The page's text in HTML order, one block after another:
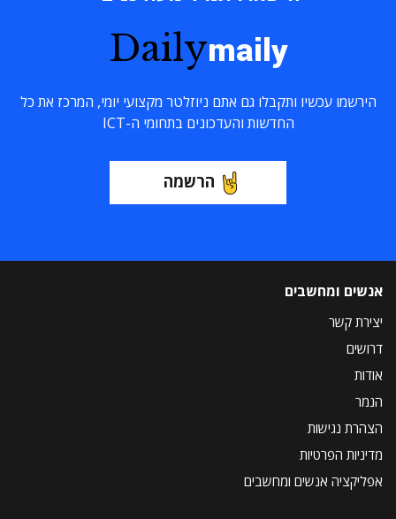
Dailymaily
הירשמו עכשיו ותקבלו גם אתם ניוזלטר מקצועי יומי, המרכז את כל
החדשות והעדכונים בתחומי ה-ICT
הרשמה
אנשים ומחשבים
יצירת קשר
דרושים
אודות
הנמר
הצהרת נגישות
מדיניות הפרטיות
אפליקציה אנשים ומחשבים